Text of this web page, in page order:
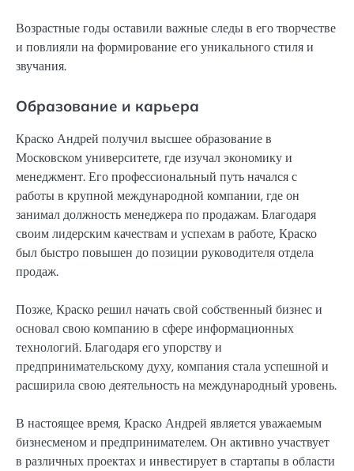
Возрастные годы оставили важные следы в его творчестве
и повлияли на формирование его уникального стиля и
звучания.
Образование и карьера
Краско Андрей получил высшее образование в
Московском университете, где изучал экономику и
менеджмент. Его профессиональный путь начался с
работы в крупной международной компании, где он
занимал должность менеджера по продажам. Благодаря
своим лидерским качествам и успехам в работе, Краско
был быстро повышен до позиции руководителя отдела
продаж.
Позже, Краско решил начать свой собственный бизнес и
основал свою компанию в сфере информационных
технологий. Благодаря его упорству и
предпринимательскому духу, компания стала успешной и
расширила свою деятельность на международный уровень.
В настоящее время, Краско Андрей является уважаемым
бизнесменом и предпринимателем. Он активно участвует
в различных проектах и инвестирует в стартапы в области